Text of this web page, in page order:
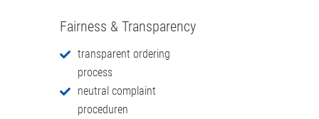
Fairness & Transparency
transparent ordering
process
neutral complaint
proceduren